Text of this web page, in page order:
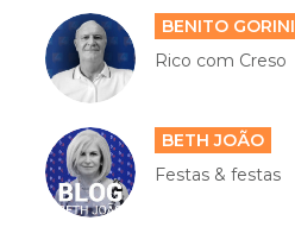
BENITO GORINI
Rico com Creso
BETH JOÃO
Festas & festas